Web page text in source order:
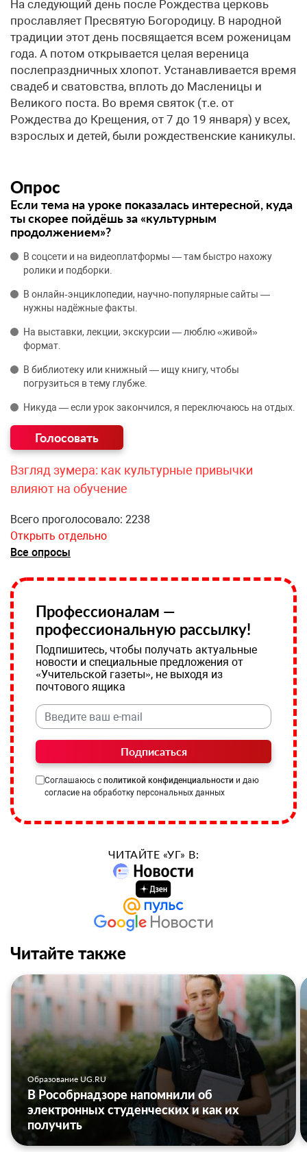
На следующий день после Рождества церковь
прославляет Пресвятую Богородицу. В народной
традиции этот день посвящается всем роженицам
года. А потом открывается целая вереница
послепраздничных хлопот. Устанавливается время
свадеб и сватовства, вплоть до Масленицы и
Великого поста. Во время святок (т.е. от
Рождества до Крещения, от 7 до 19 января) у всех,
взрослых и детей, были рождественские каникулы.
Опрос
Если тема на уроке показалась интересной, куда
ты скорее пойдёшь за «культурным
продолжением»?
В соцсети и на видеоплатформы — там быстро нахожу
ролики и подборки.
В онлайн‑энциклопедии, научно‑популярные сайты —
нужны надёжные факты.
На выставки, лекции, экскурсии — люблю «живой»
формат.
В библиотеку или книжный — ищу книгу, чтобы
погрузиться в тему глубже.
Никуда — если урок закончился, я переключаюсь на отдых.
Взгляд зумера: как культурные привычки
влияют на обучение
Всего проголосовало: 2238
Открыть отдельно
Все опросы
Профессионалам —
профессиональную рассылку!
Подпишитесь, чтобы получать актуальные
новости и специальные предложения от
«Учительской газеты», не выходя из
почтового ящика
Подписаться
Соглашаюсь с политикой конфиденциальности и даю
согласие на обработку персональных данных
ЧИТАЙТЕ «УГ» В:
Читайте также
Образование UG.RU
В Рособрнадзоре напомнили об
электронных студенческих и как их
получить